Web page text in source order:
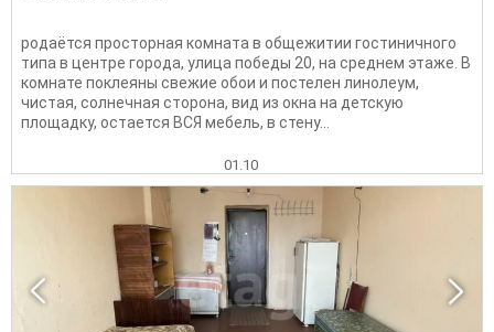
родаётся просторная комната в общежитии гостиничного
типа в центре города, улица победы 20, на среднем этаже. В
комнате поклеяны свежие обои и постелен линолеум,
чистая, солнечная сторона, вид из окна на детскую
площадку, остается ВСЯ мебель, в стену...
01.10